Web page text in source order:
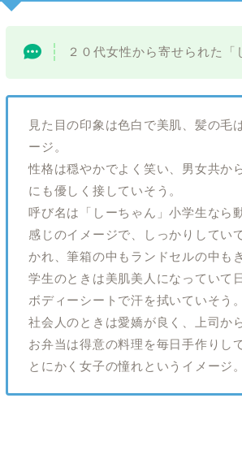
２０代女性から寄せられた
見た目の印象は色白で美肌、髪の毛
ージ。
性格は穏やかでよく笑い、男女共か
にも優しく接していそう。
呼び名は「しーちゃん」小学生なら
感じのイメージで、しっかりしてい
かれ、筆箱の中もランドセルの中も
学生のときは美肌美人になっていて
ボディーシートで汗を拭いていそう。
社会人のときは愛嬌が良く、上司か
お弁当は得意の料理を毎日手作りし
とにかく女子の憧れというイメージ。